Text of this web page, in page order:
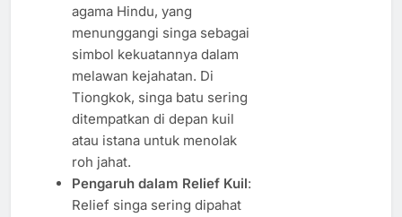
agama Hindu, yang
menunggangi singa sebagai
simbol kekuatannya dalam
melawan kejahatan. Di
Tiongkok, singa batu sering
ditempatkan di depan kuil
atau istana untuk menolak
roh jahat.
Pengaruh dalam Relief Kuil:
Relief singa sering dipahat